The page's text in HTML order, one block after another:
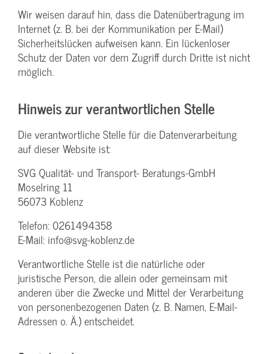
Wir weisen darauf hin, dass die Datenübertragung im
Internet (z. B. bei der Kommunikation per E-Mail)
Sicherheitslücken aufweisen kann. Ein lückenloser
Schutz der Daten vor dem Zugriff durch Dritte ist nicht
möglich.
Hinweis zur verantwortlichen Stelle
Die verantwortliche Stelle für die Datenverarbeitung
auf dieser Website ist:
SVG Qualität- und Transport- Beratungs-GmbH
Moselring 11
56073 Koblenz
Telefon: 0261494358
E-Mail: info@svg-koblenz.de
Verantwortliche Stelle ist die natürliche oder
juristische Person, die allein oder gemeinsam mit
anderen über die Zwecke und Mittel der Verarbeitung
von personenbezogenen Daten (z. B. Namen, E-Mail-
Adressen o. Ä.) entscheidet.